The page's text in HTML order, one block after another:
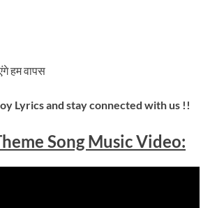
हम वापस
Lyrics and stay connected with us !!
Song Music Video: